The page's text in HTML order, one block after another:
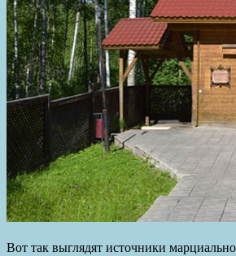
Вот так выглядят источники